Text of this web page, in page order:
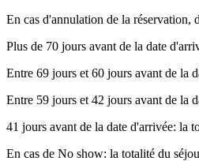
En cas d'annulation de la réservation,
Plus de 70 jours avant de la date
Entre 69 jours et 60 jours avant de la
Entre 59 jours et 42 jours avant de la
41 jours avant de la date d'arrivée: la
En cas de No show: la totalité du